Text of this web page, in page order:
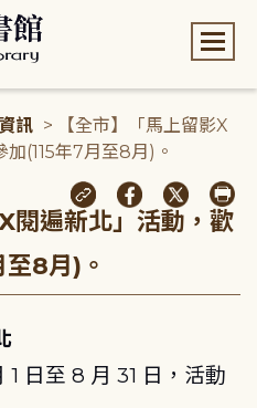
訊 > 【全市】「馬上留影X
(115年7月至8月)。
閱遍新北」活動，歡
8月)。
1 日至 8 月 31 日，活動